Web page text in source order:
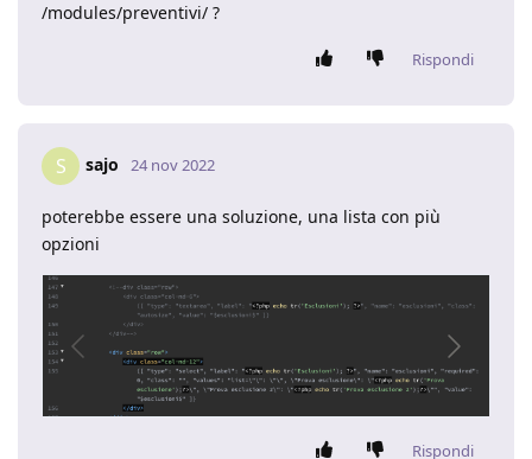
/modules/preventivi/ ?
Rispondi
S sajo 24 nov 2022
poterebbe essere una soluzione, una lista con più
opzioni
Rispondi